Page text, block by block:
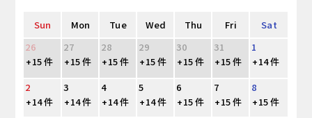
Sun Mon Tue Wed Thu Fri
Sat
26
27 28 29 30 31
1
+15 件
+15 件 +15 件 +15 件 +15 件 +15 件
+14 件
2
3 4 5 6 7
8
+14 件
+14 件 +14 件 +14 件 +15 件 +15 件
+15 件